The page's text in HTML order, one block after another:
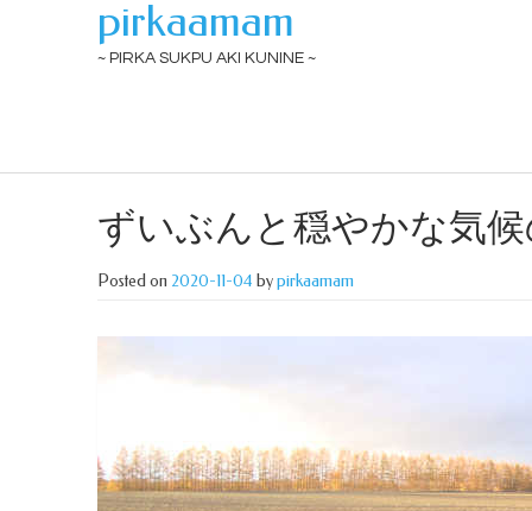
pirkaamam
~ PIRKA SUKPU AKI KUNINE ~
ずいぶんと穏やかな気
Posted on 2020-11-04 bypirkaamam